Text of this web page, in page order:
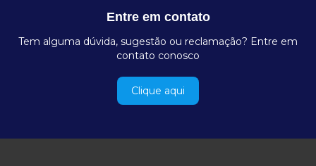
Entre em contato
Tem alguma dúvida, sugestão ou reclamação? Entre em
contato conosco
Clique aqui